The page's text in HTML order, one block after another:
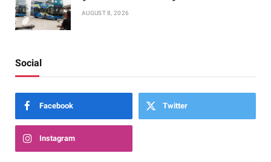
AUGUST 8, 2026
Social
Facebook Twitter
Instagram